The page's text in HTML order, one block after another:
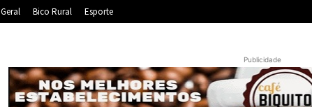
Geral Bico Rural Esporte
Publicidade